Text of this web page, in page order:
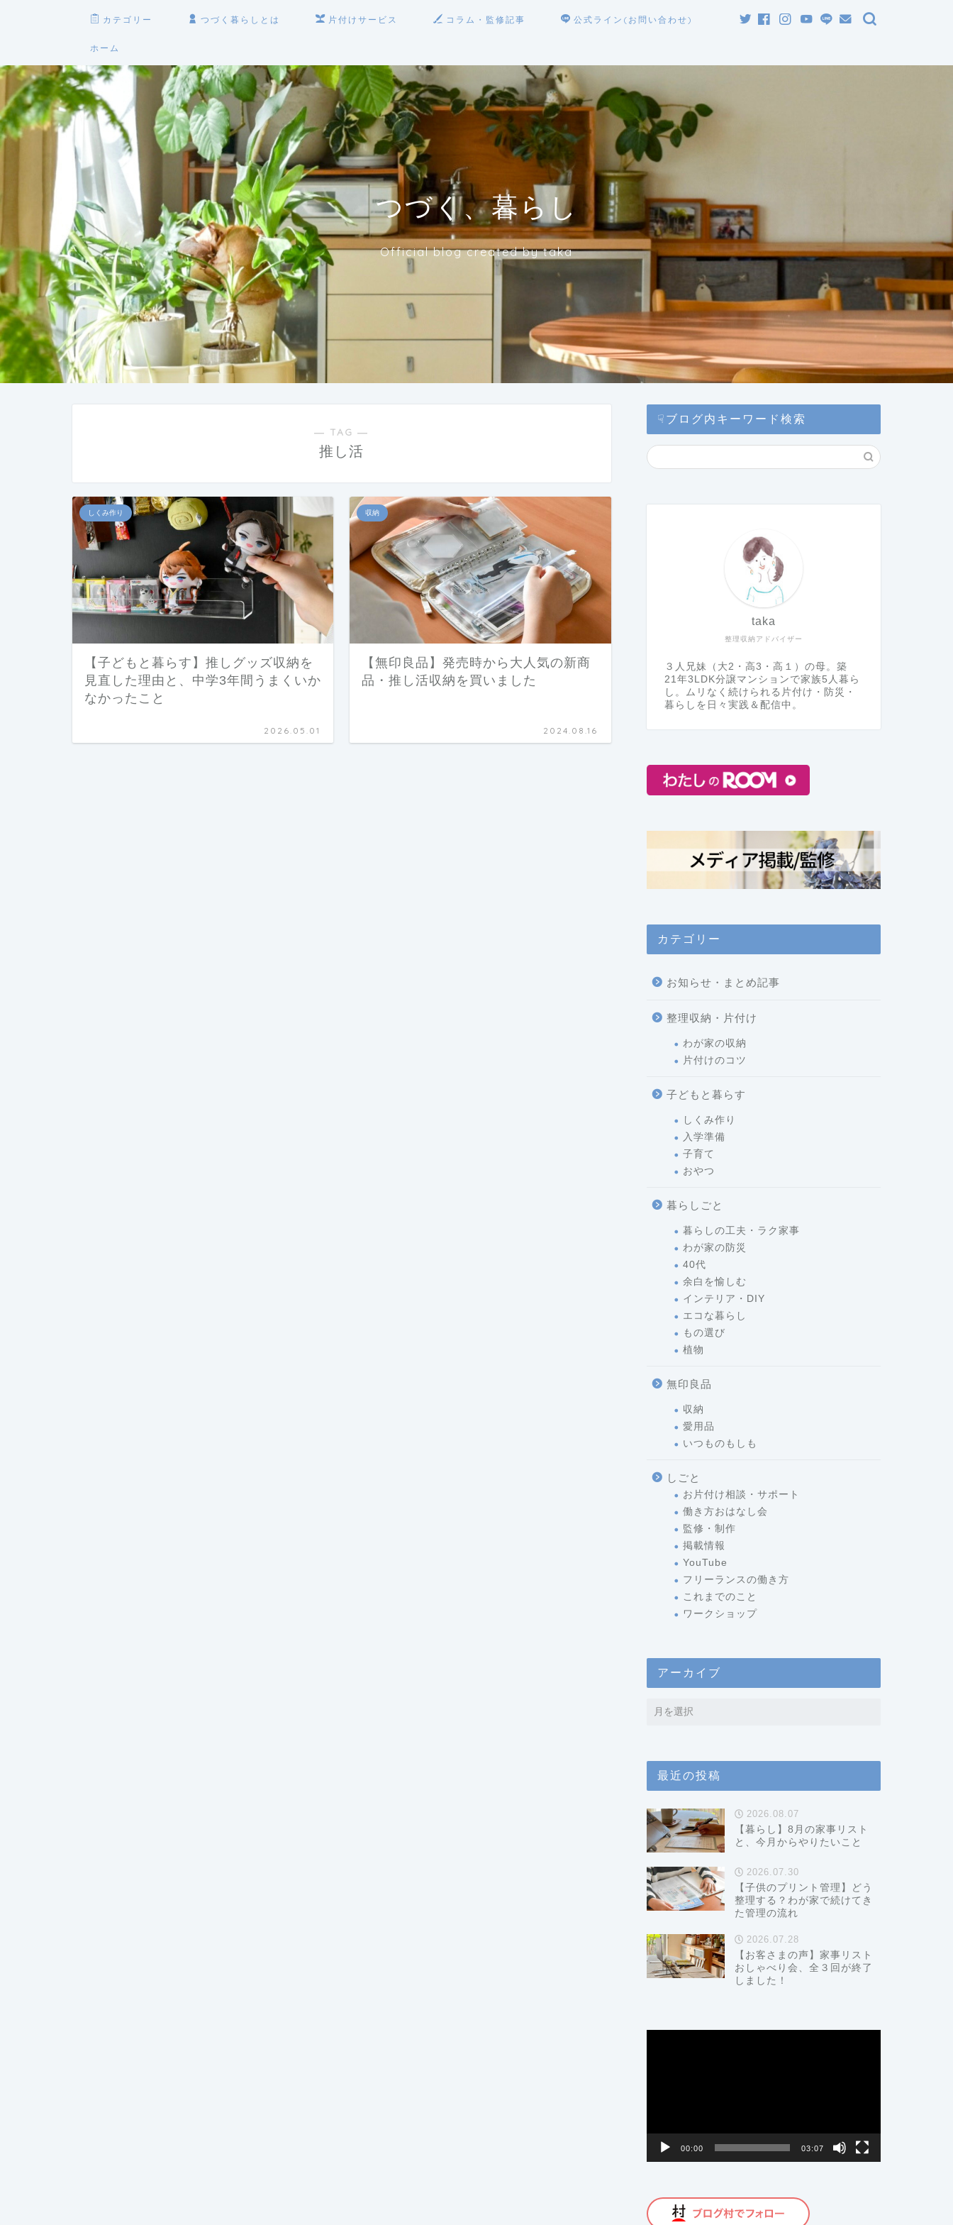
カテゴリー つづく暮らしとは 片付けサービス コラム・監修記事 公式ライン(お問い合わせ)
ホーム
つづく、暮らし
Official blog created by taka
― TAG ―
推し活
しくみ作り
【子どもと暮らす】推しグッズ収納を
見直した理由と、中学3年間うまくいか
なかったこと
2026.05.01
収納
【無印良品】発売時から大人気の新商
品・推し活収納を買いました
2024.08.16
☟ブログ内キーワード検索
整理収納アドバイザー
taka
３人兄妹（大2・高3・高１）の母。築
21年3LDK分譲マンションで家族5人暮ら
し。ムリなく続けられる片付け・防災・
暮らしを日々実践＆配信中。
カテゴリー
お知らせ・まとめ記事
整理収納・片付け
わが家の収納
片付けのコツ
子どもと暮らす
しくみ作り
入学準備
子育て
おやつ
暮らしごと
暮らしの工夫・ラク家事
わが家の防災
40代
余白を愉しむ
インテリア・DIY
エコな暮らし
もの選び
植物
無印良品
収納
愛用品
いつものもしも
しごと
お片付け相談・サポート
働き方おはなし会
監修・制作
掲載情報
YouTube
フリーランスの働き方
これまでのこと
ワークショップ
アーカイブ
最近の投稿
2026.08.07
【暮らし】8月の家事リスト
と、今月からやりたいこと
2026.07.30
【子供のプリント管理】どう
整理する？わが家で続けてき
た管理の流れ
2026.07.28
【お客さまの声】家事リスト
おしゃべり会、全３回が終了
しました！
00:00 03:07